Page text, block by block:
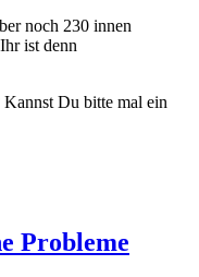
noch 230 innen
ist denn
Kannst Du bitte mal ein
Probleme